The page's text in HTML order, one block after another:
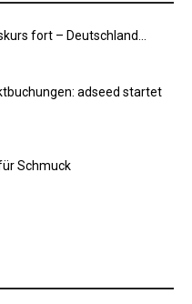
fort – Deutschland...
adseed startet
Schmuck